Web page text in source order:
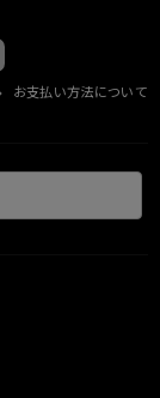
お支払い方法について